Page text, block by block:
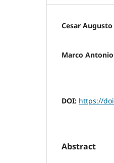
Cesar Augusto
Marco
DOI: https://
Abstract